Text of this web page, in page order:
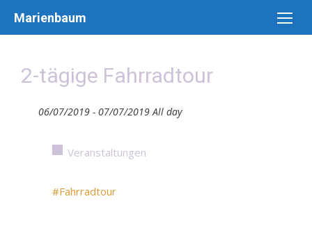
Marienbaum
2-tägige Fahrradtour
06/07/2019 - 07/07/2019 All day
Veranstaltungen
#Fahrradtour